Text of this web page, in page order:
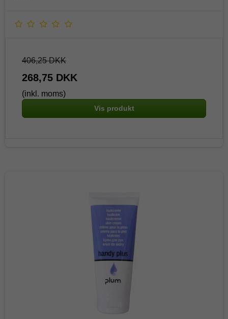
406,25 DKK
268,75 DKK
(inkl. moms)
Vis produkt